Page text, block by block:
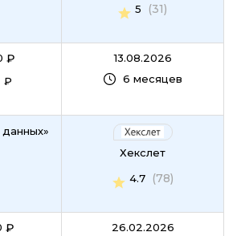
₽
₽
5
(31)
13.08.2026
6 месяцев
данных»
₽
Хекслет
4.7
(78)
26.02.2026